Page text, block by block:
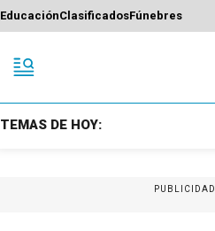
EducaciónClasificadosFúnebres
TEMAS DE HOY:
PUBLICIDAD